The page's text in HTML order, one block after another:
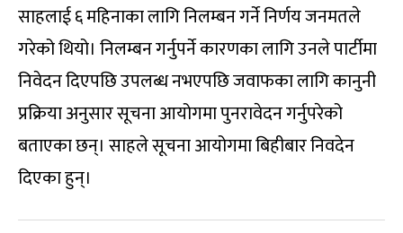
साहलाई ६ महिनाका लागि निलम्बन गर्ने निर्णय जनमतले
गरेको थियो। निलम्बन गर्नुपर्ने कारणका लागि उनले पार्टीमा
निवेदन दिएपछि उपलब्ध नभएपछि जवाफका लागि कानुनी
प्रक्रिया अनुसार सूचना आयोगमा पुनरावेदन गर्नुपरेको
बताएका छन्। साहले सूचना आयोगमा बिहीबार निवदेन
दिएका हुन्।